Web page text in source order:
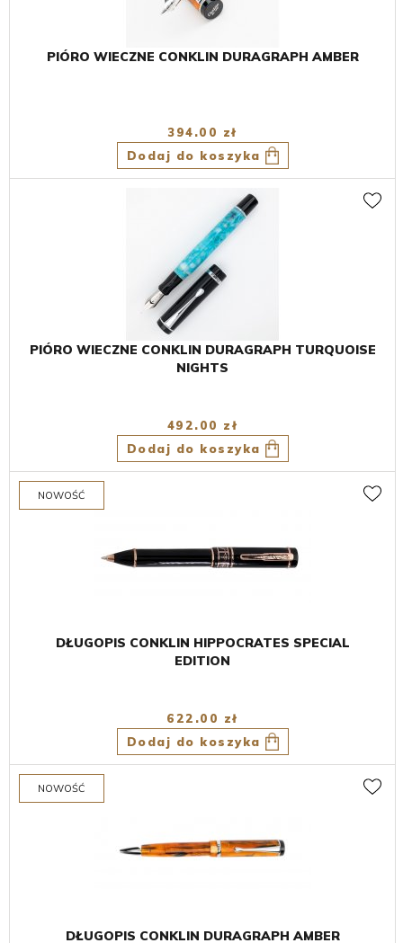
PIÓRO WIECZNE CONKLIN DURAGRAPH AMBER
394.00 zł
Dodaj do koszyka
PIÓRO WIECZNE CONKLIN DURAGRAPH TURQUOISE
NIGHTS
492.00 zł
Dodaj do koszyka
DŁUGOPIS CONKLIN HIPPOCRATES SPECIAL
EDITION
622.00 zł
Dodaj do koszyka
DŁUGOPIS CONKLIN DURAGRAPH AMBER